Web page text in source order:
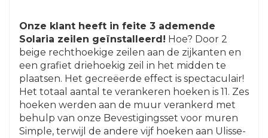
Onze klant heeft in feite 3 ademende
Solaria zeilen geïnstalleerd! Hoe? Door 2
beige rechthoekige zeilen aan de zijkanten en
een grafiet driehoekig zeil in het midden te
plaatsen. Het gecreëerde effect is spectaculair!
Het totaal aantal te verankeren hoeken is 11. Zes
hoeken werden aan de muur verankerd met
behulp van onze Bevestigingsset voor muren
Simple, terwijl de andere vijf hoeken aan Ulisse-